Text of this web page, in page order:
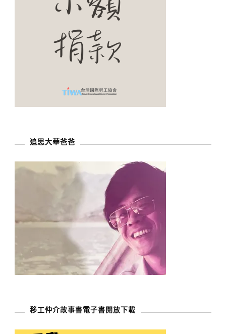
追思大華爸爸
移工仲介故事書電子書開放下載